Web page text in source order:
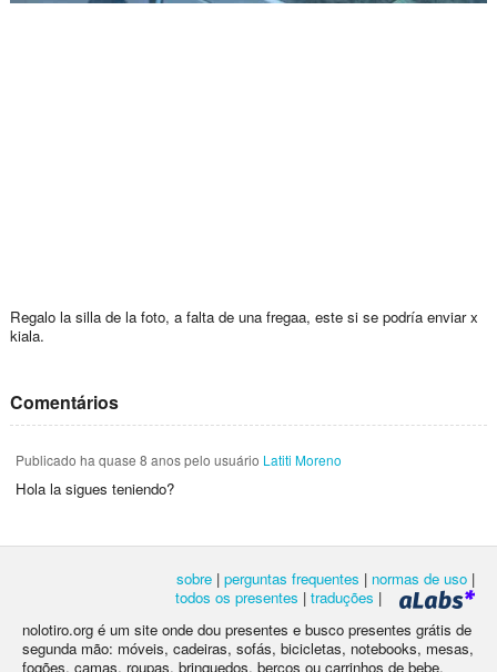
Regalo la silla de la foto, a falta de una fregaa, este si se podría enviar x
kiala.
Comentários
Publicado ha quase 8 anospelo usuário Latiti Moreno
Hola la sigues teniendo?
sobre | perguntas frequentes | normas de uso |
todos os presentes | traduções |
nolotiro.org é um site onde dou presentes e busco presentes grátis de
segunda mão: móveis, cadeiras, sofás, bicicletas, notebooks, mesas,
fogões, camas, roupas, brinquedos, berços ou carrinhos de bebe,